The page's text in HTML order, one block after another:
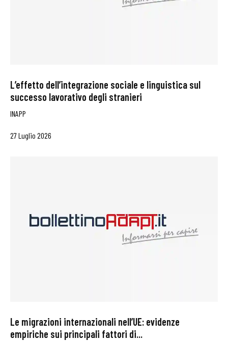
L’effetto dell’integrazione sociale e linguistica sul
successo lavorativo degli stranieri
INAPP
27 Luglio 2026
Le migrazioni internazionali nell’UE: evidenze
empiriche sui principali fattori di...